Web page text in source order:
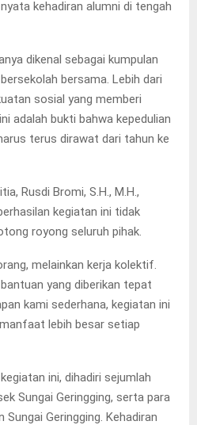
kehadiran alumni di tengah
dikenal sebagai kumpulan
bersama. Lebih dari
sosial yang memberi
adalah bukti bahwa kepedulian
terus dirawat dari tahun ke
Rusdi Bromi, S.H., M.H.,
kegiatan ini tidak
royong seluruh pihak.
melainkan kerja kolektif.
yang diberikan tepat
kami sederhana, kegiatan ini
lebih besar setiap
ini, dihadiri sejumlah
Sungai Geringging, serta para
Geringging. Kehadiran